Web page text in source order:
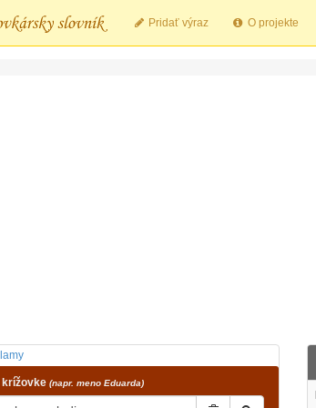
Pridať výraz O projekte
krížovke (napr. meno Eduarda)